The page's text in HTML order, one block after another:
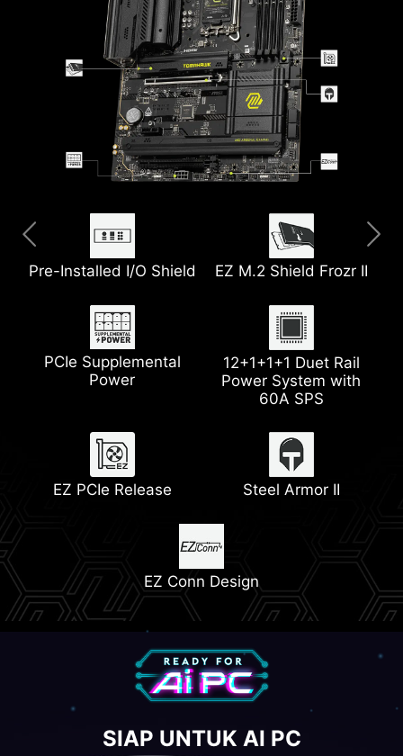
Pre-Installed I/O Shield EZ M.2 Shield Frozr II
PCIe Supplemental
Power
12+1+1+1 Duet Rail
Power System with
60A SPS
EZ PCIe Release Steel Armor II
EZ Conn Design
Extended Heatsink
6-Layer Server Grade
with 2oz Thickened
Copper
Thermal Pad
Thunderbolt 4 5G LAN
Wi-Fi 7 1x PCIe 5.0 M.2 Slot
Memory Boost Lightning Gen 5
2x PCIe 4.0 M.2 Slots
SIAP UNTUK AI PC